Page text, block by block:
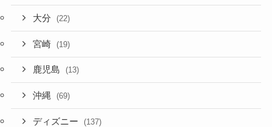
大分 (22)
宮崎 (19)
鹿児島 (13)
沖縄 (69)
ディズニー (137)